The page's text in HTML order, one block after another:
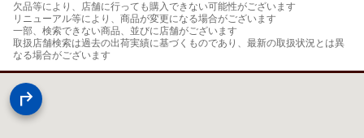
欠品等により、店舗に行っても購入できない可能性がございます
リニューアル等により、商品が変更になる場合がございます
一部、検索できない商品、並びに店舗がございます
取扱店舗検索は過去の出荷実績に基づくものであり、最新の取扱状況とは異
なる場合がございます